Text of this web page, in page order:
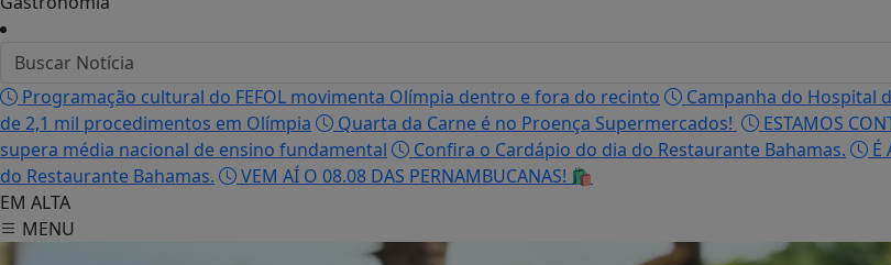
Gastronomia
Programação cultural do FEFOL movimenta Olímpia dentro e fora do recinto
Campanha do Hospital
de 2,1 mil procedimentos em Olímpia
Quarta da Carne é no Proença Supermercados! ESTAMOS
supera média nacional de ensino fundamental
Confira o Cardápio do dia do Restaurante Bahamas. É
do Restaurante Bahamas.
VEM AÍ O 08.08 DAS PERNAMBUCANAS! 🛍️
EM ALTA
MENU